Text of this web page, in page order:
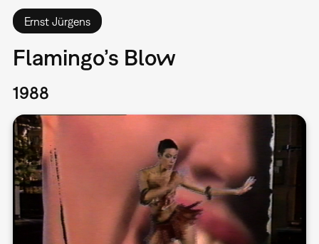
Ernst Jürgens
Flamingo’s Blow
1988